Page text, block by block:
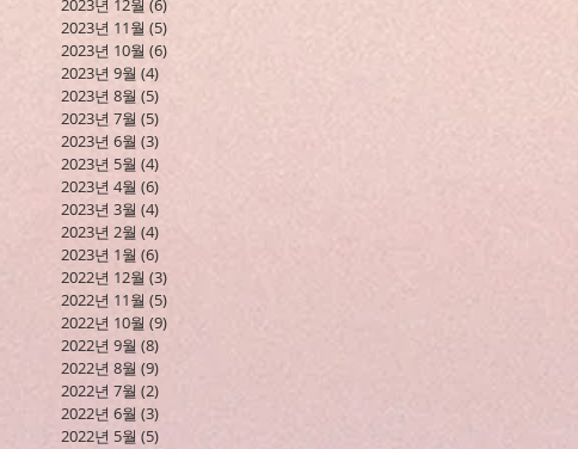
2023년 12월 (6)
2023년 11월 (5)
2023년 10월 (6)
2023년 9월 (4)
2023년 8월 (5)
2023년 7월 (5)
2023년 6월 (3)
2023년 5월 (4)
2023년 4월 (6)
2023년 3월 (4)
2023년 2월 (4)
2023년 1월 (6)
2022년 12월 (3)
2022년 11월 (5)
2022년 10월 (9)
2022년 9월 (8)
2022년 8월 (9)
2022년 7월 (2)
2022년 6월 (3)
2022년 5월 (5)